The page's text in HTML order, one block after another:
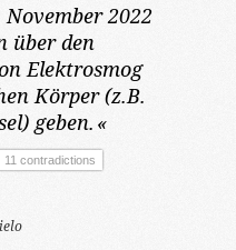
November 2022
über den
Elektrosmog
Körper (z.B.
geben. «
11 contradictions